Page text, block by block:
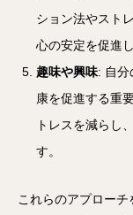
ション法やスト
心の安定を促進し
趣味や興味: 自分
康を促進する重
トレスを減らし
す。
これらのアプローチ